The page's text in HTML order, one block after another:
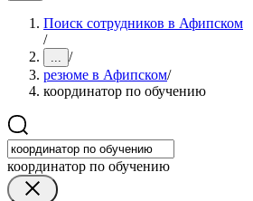
Поиск сотрудников в Афипском
/
... /
резюме в Афипском/
координатор по обучению
координатор по обучению